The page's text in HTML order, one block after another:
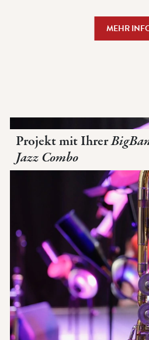
MEHR
Projekt mit Ihrer
Jazz Combo